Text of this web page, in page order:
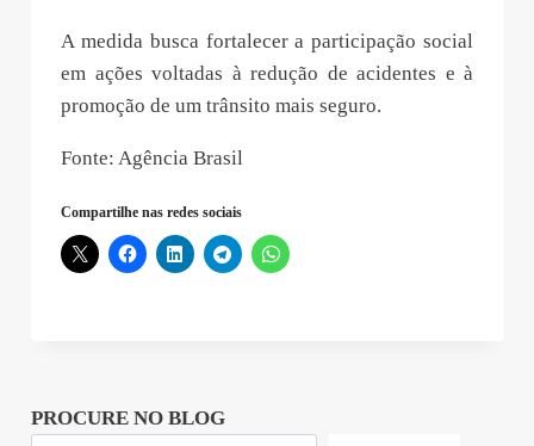
A medida busca fortalecer a participação social
em ações voltadas à redução de acidentes e à
promoção de um trânsito mais seguro.
Fonte: Agência Brasil
Compartilhe nas redes sociais
PROCURE NO BLOG